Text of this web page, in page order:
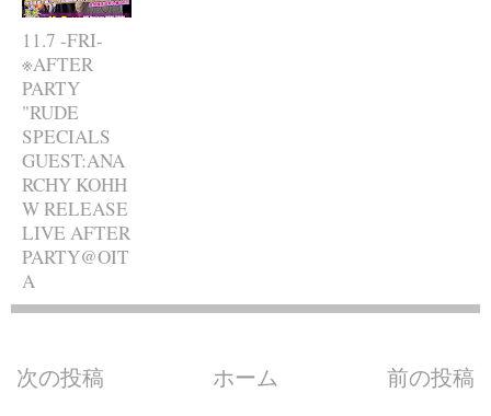
11.7 -FRI-
※AFTER
PARTY
"RUDE
SPECIALS
GUEST:ANA
RCHY KOHH
W RELEASE
LIVE AFTER
PARTY@OIT
A
次の投稿 前の投稿
ホーム